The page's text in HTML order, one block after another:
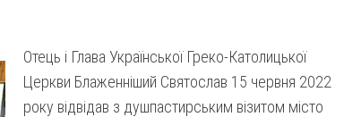
Отець і Глава Української Греко-Католицької
Церкви Блаженніший Святослав 15 червня 2022
року відвідав з душпастирським візитом місто